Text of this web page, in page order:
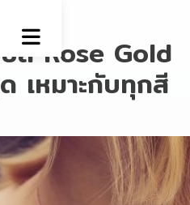
สี Rose Gold
เหมาะกับทุกสี